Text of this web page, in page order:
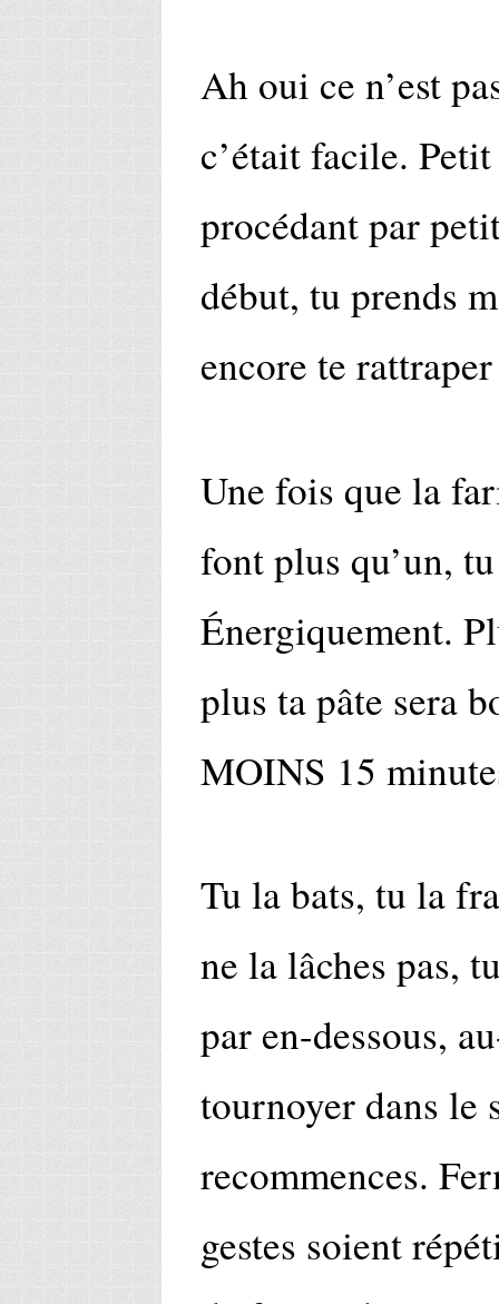
Ah oui ce n’est
c’était facile.
procédant par
début, tu prends
encore te
Une fois que la
font plus qu’un,
Énergiquement.
plus ta pâte sera
MOINS 15
Tu la bats, tu la
ne la lâches pas,
par en-dessous,
tournoyer dans le
recommences.
gestes soient